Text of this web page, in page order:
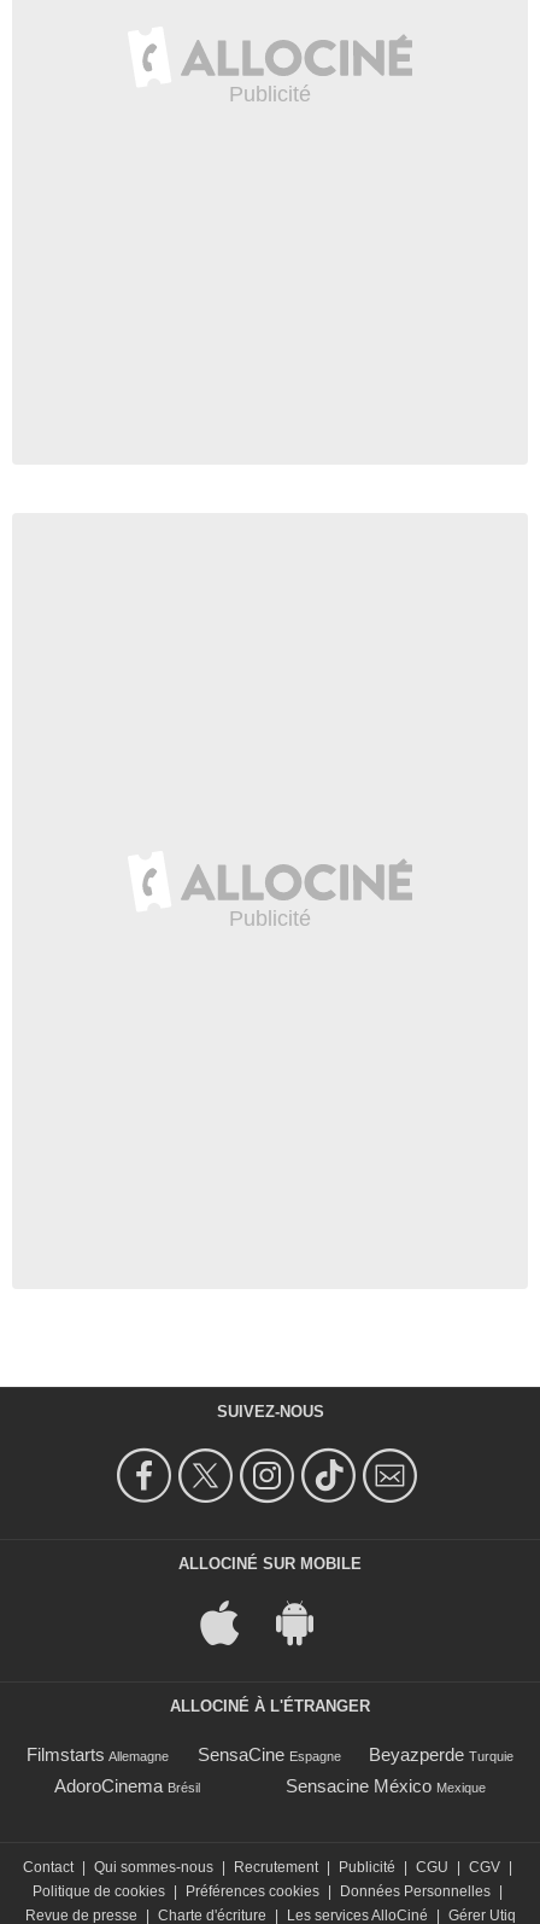
SUIVEZ-NOUS
ALLOCINÉ SUR MOBILE
ALLOCINÉ À L'ÉTRANGER
Filmstarts Allemagne SensaCine Espagne Beyazperde Turquie
AdoroCinema Brésil Sensacine México Mexique
Contact Qui sommes-nous Recrutement Publicité CGU CGV
Politique de cookies
Préférences cookies Données Personnelles
Revue de presse
Charte d'écriture Les services AlloCiné Gérer Utiq